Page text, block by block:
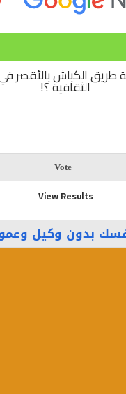
طريق الكباش بالأقصر
الثقافية ؟!
View Results
بدون وكيل